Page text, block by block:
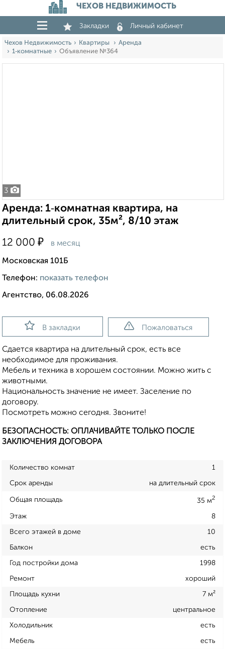
ЧЕХОВ НЕДВИЖИМОСТЬ
Закладки Личный кабинет
Чехов Недвижимость Квартиры
Аренда
1‑комнатные
Объявление №364
3
Аренда: 1‑комнатная квартира, на
длительный срок, 35м², 8/10 этаж
12 000 ₽ в месяц
Московская 101Б
Телефон: показать телефон
Агентство, 06.08.2026
В закладки Пожаловаться
Сдается квартира на длительный срок, есть все
необходимое для проживания.
Мебель и техника в хорошем состоянии. Можно жить с
животными.
Национальность значение не имеет. Заселение по
договору.
Посмотреть можно сегодня. Звоните!
БЕЗОПАСНОСТЬ: ОПЛАЧИВАЙТЕ ТОЛЬКО ПОСЛЕ
ЗАКЛЮЧЕНИЯ ДОГОВОРА
Количество комнат 1
Срок аренды на длительный срок
Общая площадь 35 м2
Этаж 8
Всего этажей в доме 10
Балкон есть
Год постройки дома 1998
Ремонт хороший
Площадь кухни 7 м²
Отопление центральное
Холодильник есть
Мебель есть